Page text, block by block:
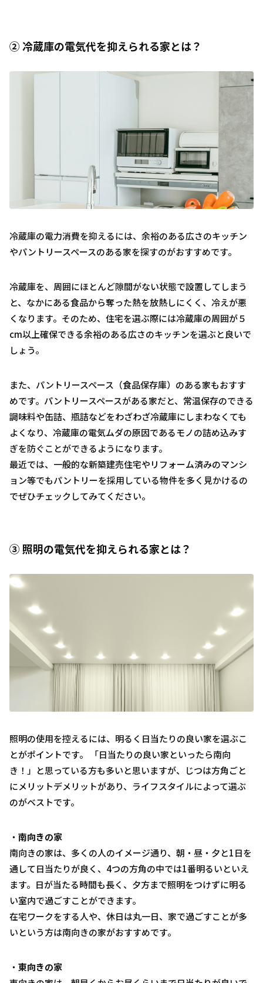
② 冷蔵庫の電気代を抑えられる家とは？
冷蔵庫の電力消費を抑えるには、余裕のある広さのキッチン
やパントリースペースのある家を探すのがおすすめです。
冷蔵庫を、周囲にほとんど隙間がない状態で設置してしまう
と、なかにある食品から奪った熱を放熱しにくく、冷えが悪
くなります。そのため、住宅を選ぶ際には冷蔵庫の周囲が５
cm以上確保できる余裕のある広さのキッチンを選ぶと良いで
しょう。
また、パントリースペース（食品保存庫）のある家もおすす
めです。パントリースペースがある家だと、常温保存のできる
調味料や缶詰、瓶詰などをわざわざ冷蔵庫にしまわなくても
よくなり、冷蔵庫の電気ムダの原因であるモノの詰め込みす
ぎを防ぐことができるようになります。
最近では、一般的な新築建売住宅やリフォーム済みのマンシ
ョン等でもパントリーを採用している物件を多く見かけるの
でぜひチェックしてみてください。
③ 照明の電気代を抑えられる家とは？
照明の使用を控えるには、明るく日当たりの良い家を選ぶこ
とがポイントです。 「日当たりの良い家といったら南向
き！」と思っている方も多いと思いますが、じつは方角ごと
にメリットデメリットがあり、ライフスタイルによって選ぶ
のがベストです。
・ 南向きの家
南向きの家は、多くの人のイメージ通り、朝・昼・夕と1日を
通して日当たりが良く、4つの方角の中では1番明るいといえ
ます。日が当たる時間も長く、夕方まで照明をつけずに明る
い室内で過ごすことができます。
在宅ワークをする人や、休日は丸一日、家で過ごすことが多
いという方は南向きの家がおすすめです。
・ 東向きの家